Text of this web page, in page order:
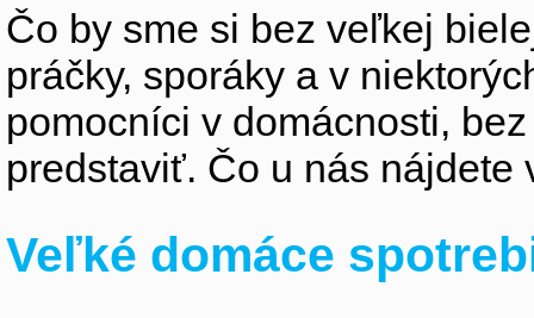
Čo by sme si bez veľkej
práčky, sporáky a v
pomocníci v domácnosti,
predstaviť. Čo u nás
Veľké domáce